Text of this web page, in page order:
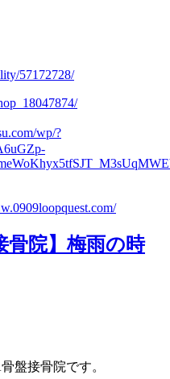
57172728/
wp/?
骨院】梅雨の時
盤接骨院です。